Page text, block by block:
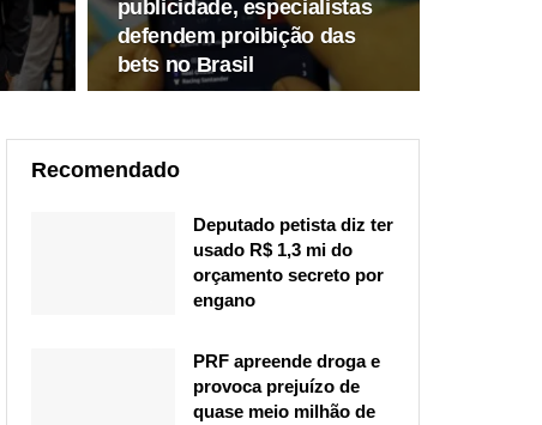
publicidade, especialistas
defendem proibição das
bets no Brasil
Recomendado
Deputado petista diz ter
usado R$ 1,3 mi do
orçamento secreto por
engano
PRF apreende droga e
provoca prejuízo de
quase meio milhão de